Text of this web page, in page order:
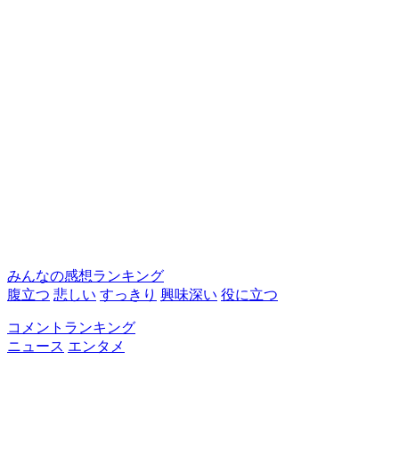
みんなの感想ランキング
腹立つ 悲しい すっきり 興味深い 役に立つ
コメントランキング
ニュース エンタメ